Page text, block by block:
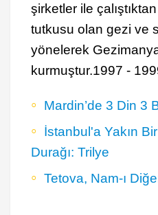
şirketler ile
tutkusu olan gezi ve
yönelerek
kurmuştur.1997 -
Mardin’de 3 Din 3
İstanbul'a Yakın
Durağı: Trilye
Tetova, Nam-ı